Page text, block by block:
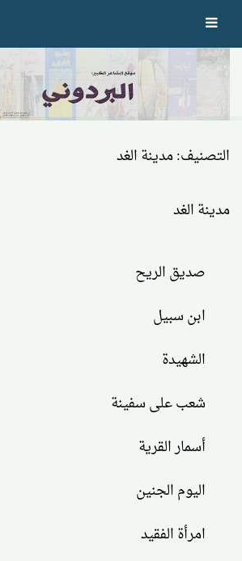
Skip
to
content
التصنيف:مدينة الغد
مدينة الغد
صديق الريح
ابن سبيل
الشهيدة
شعب على سفينة
أسمار القرية
اليوم الجنين
امرأة الفقيد